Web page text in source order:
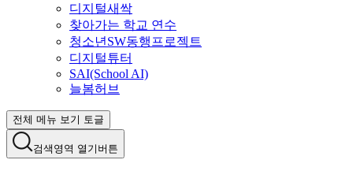
디지털새싹
찾아가는 학교 연수
청소년SW동행프로젝트
디지털튜터
SAI(School AI)
늘봄허브
전체 메뉴 보기 토글
검색영역 열기버튼